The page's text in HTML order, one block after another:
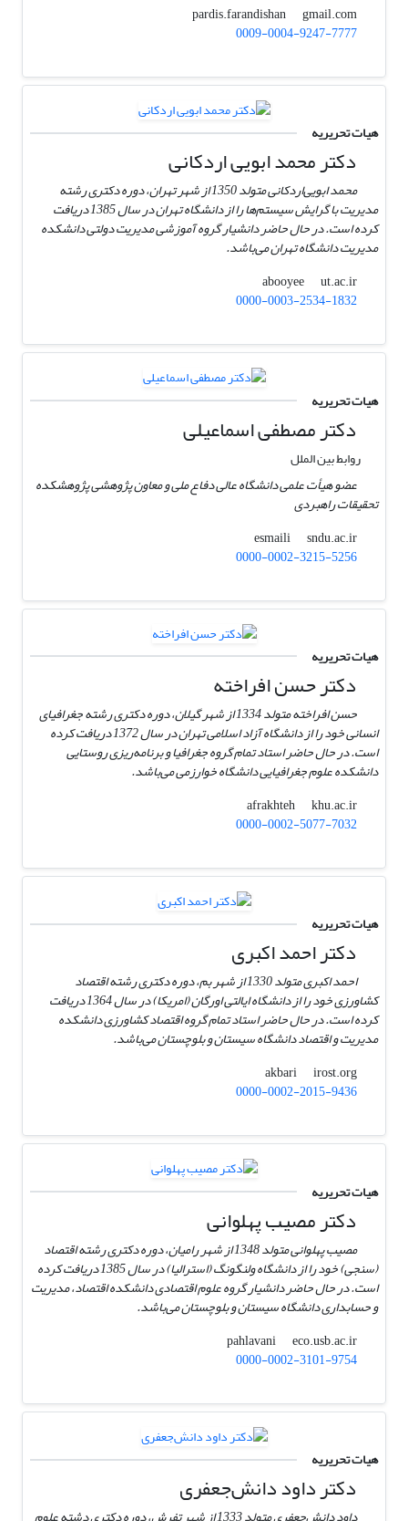
pardis.farandishan
gmail.com
0009-0004-9247-7777
هیات تحریریه
دکتر محمد ابویی اردکانی
محمد ابویی‌اردکانی متولد 1350 از شهر تهران، دوره دکتری رشته
مدیریت با گرایش سیستم‌ها را از دانشگاه تهران در سال 1385 دریافت
کرده است. در حال حاضر دانشیار گروه آموزشی مدیریت دولتی دانشکده
مدیریت دانشگاه تهران می‌باشد.
abooyee
ut.ac.ir
0000-0003-2534-1832
هیات تحریریه
دکتر مصطفی اسماعیلی
روابط بین الملل
عضو هیأت علمی دانشگاه عالی دفاع ملی و معاون پژوهشی پژوهشکده
تحقیقات راهبردی
esmaili
sndu.ac.ir
0000-0002-3215-5256
هیات تحریریه
دکتر حسن افراخته
حسن افراخته متولد 1334 از شهر گیلان، دوره دکتری رشته جغرافیای
انسانی خود را از دانشگاه آزاد اسلامی تهران در سال 1372 دریافت کرده
است. در حال حاضر استاد تمام گروه جغرافیا و برنامه‌ریزی روستایی
دانشکده علوم جغرافیایی دانشگاه خوارزمی می‌باشد.
afrakhteh
khu.ac.ir
0000-0002-5077-7032
هیات تحریریه
دکتر احمد اکبری
احمد اکبری متولد 1330 از شهر بم، دوره دکتری رشته اقتصاد
کشاورزی خود را از دانشگاه ایالتی اورگان (امریکا) در سال 1364 دریافت
کرده است. در حال حاضر استاد تمام گروه اقتصاد کشاورزی دانشکده
مدیریت و اقتصاد دانشگاه سیستان و بلوچستان می‌باشد.
akbari
irost.org
0000-0002-2015-9436
هیات تحریریه
دکتر مصیب پهلوانی
مصیب پهلوانی متولد 1348 از شهر رامیان، دوره دکتری رشته اقتصاد
(سنجی) خود را از دانشگاه ولنگونگ (استرالیا) در سال 1385 دریافت کرده
است. در حال حاضر دانشیار گروه علوم اقتصادی دانشکده اقتصاد، مدیریت
و حسابداری دانشگاه سیستان و بلوچستان می‌باشد.
pahlavani
eco.usb.ac.ir
0000-0002-3101-9754
هیات تحریریه
دکتر داود دانش‌جعفری